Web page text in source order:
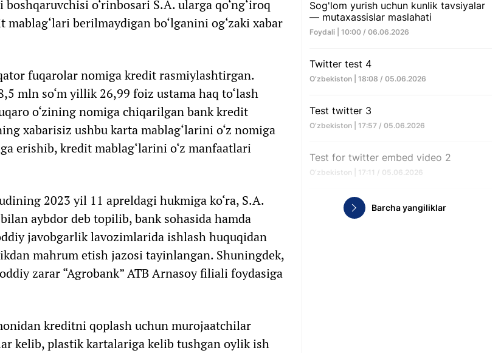
o‘rinbosari S.A. ularga qo‘ng‘iroq
berilmaydigan bo‘lganini og‘zaki xabar
fuqarolar nomiga kredit rasmiylashtirgan.
mln so‘m yillik 26,99 foiz ustama haq to‘lash
o‘zining nomiga chiqarilgan bank kredit
xabarisiz ushbu karta mablag‘larini o‘z nomiga
erishib, kredit mablag‘larini o‘z manfaatlari
2023 yil 11 apreldagi hukmiga ko‘ra, S.A.
aybdor deb topilib, bank sohasida hamda
javobgarlik lavozimlarida ishlash huquqidan
mahrum etish jazosi tayinlangan. Shuningdek,
zarar “Agrobank” ATB Arnasoy filiali foydasiga
kreditni qoplash uchun murojaatchilar
kelib, plastik kartalariga kelib tushgan oylik ish
Sog'lom yurish uchun kunlik tavsiyalar
— mutaxassislar maslahati
Foydali | 10:00 / 06.06.2026
Twitter test 4
O‘zbekiston | 18:08 / 05.06.2026
Test twitter 3
O‘zbekiston | 17:57 / 05.06.2026
Test for twitter embed video 2
O‘zbekiston | 17:11 / 05.06.2026
Barcha yangiliklar